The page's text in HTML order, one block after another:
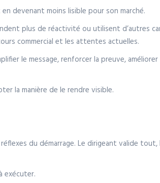
devenant moins lisible pour son marché.
plus de réactivité ou utilisent d’autres
commercial et les attentes actuelles.
le message, renforcer la preuve,
la manière de le rendre visible.
du démarrage. Le dirigeant valide
exécuter.